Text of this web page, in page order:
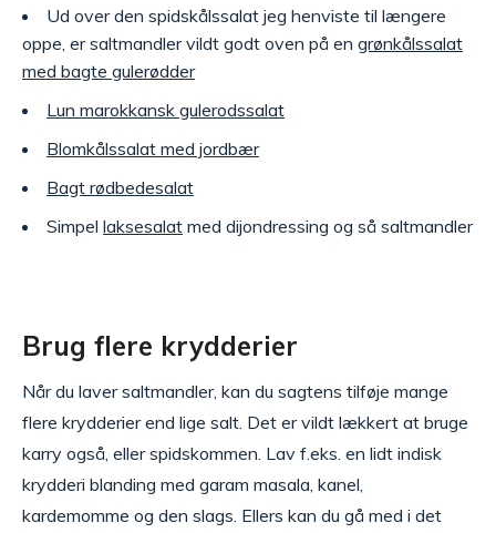
Ud over den spidskålssalat jeg henviste til længere
oppe, er saltmandler vildt godt oven på en grønkålssalat
med bagte gulerødder
Lun marokkansk gulerodssalat
Blomkålssalat med jordbær
Bagt rødbedesalat
Simpel laksesalat med dijondressing og så saltmandler
Brug flere krydderier
Når du laver saltmandler, kan du sagtens tilføje mange
flere krydderier end lige salt. Det er vildt lækkert at bruge
karry også, eller spidskommen. Lav f.eks. en lidt indisk
krydderi blanding med garam masala, kanel,
kardemomme og den slags. Ellers kan du gå med i det